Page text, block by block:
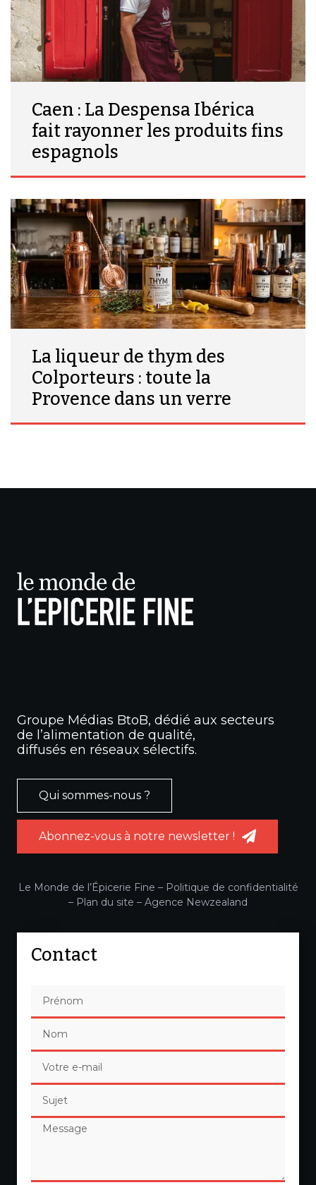
Caen : La Despensa Ibérica
fait rayonner les produits fins
espagnols
La liqueur de thym des
Colporteurs : toute la
Provence dans un verre
Groupe Médias BtoB, dédié aux secteurs
de l’alimentation de qualité,
diffusés en réseaux sélectifs.
Qui sommes-nous ?
Abonnez-vous à notre newsletter !
Le Monde de l’Épicerie Fine – Politique de confidentialité
– Plan du site – Agence Newzealand
Contact